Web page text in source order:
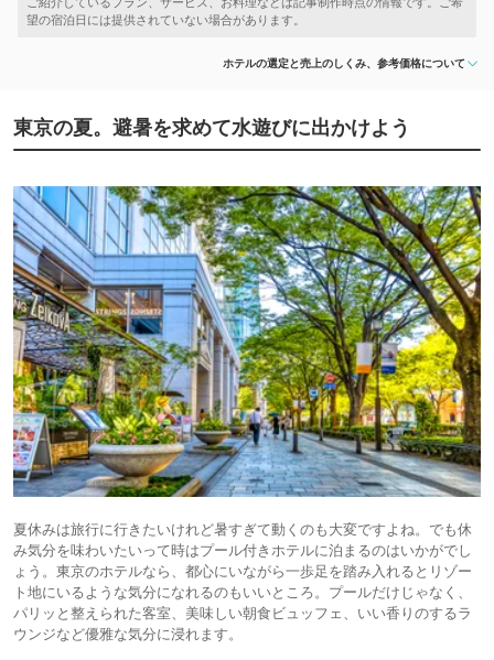
ホテルの選定と売上のしくみ、参考価格について
東京の夏。避暑を求めて水遊びに出かけよう
夏休みは旅行に行きたいけれど暑すぎて動くのも大変ですよね。でも休
み気分を味わいたいって時はプール付きホテルに泊まるのはいかがでし
ょう。東京のホテルなら、都心にいながら一歩足を踏み入れるとリゾー
ト地にいるような気分になれるのもいいところ。プールだけじゃなく、
パリッと整えられた客室、美味しい朝食ビュッフェ、いい香りのするラ
ウンジなど優雅な気分に浸れます。